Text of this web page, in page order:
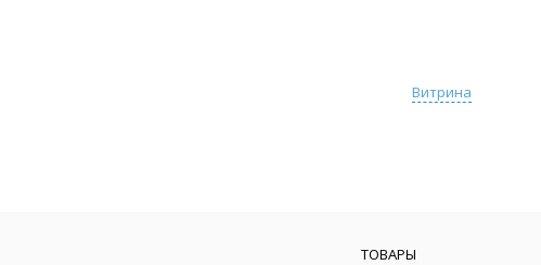
Витрина
ТОВАРЫ